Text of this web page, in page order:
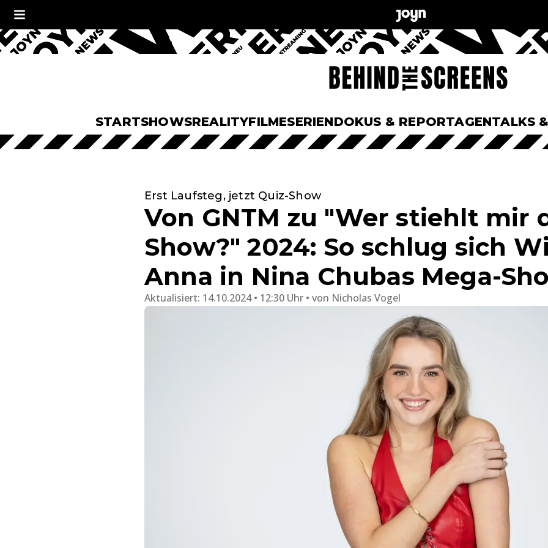
STARTSHOWSREALITYFILMESERIENDOKUS & REPORTAGENTALKS
Erst Laufsteg, jetzt Quiz-Show
Von GNTM zu "Wer stiehlt mir
Show?" 2024: So schlug sich
Anna in Nina Chubas Mega-
Aktualisiert: 14.10.2024 • 12:30 Uhr von Nicholas Vogel